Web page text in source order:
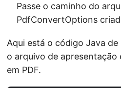
Passe o caminho do
PdfConvertOptions
Aqui está o código Java
o arquivo de apresentação
em PDF.